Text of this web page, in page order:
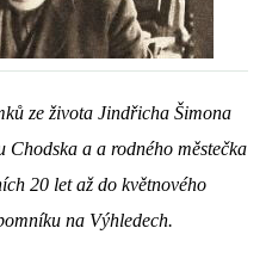
ze života Jindřicha Šimona
a a rodného městečka
20 let až do květnového
na Výhledech.